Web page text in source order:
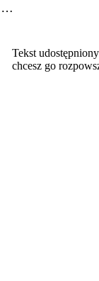
…
Tekst
chcesz go